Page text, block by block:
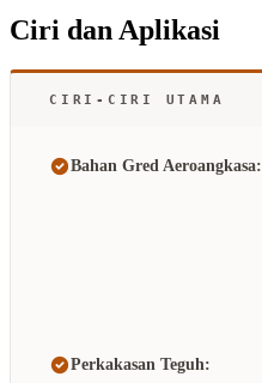
Ciri dan Aplikasi
CIRI-CIRI UTAMA
Bahan Gred Aeroangkasa:
Perkakasan Teguh: